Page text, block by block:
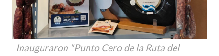
Inauguraron "Punto Cero de la Ruta del